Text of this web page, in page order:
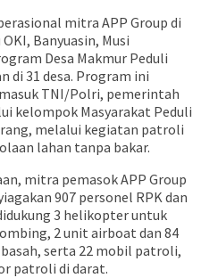
mitra APP Group di
Banyuasin, Musi
Desa Makmur Peduli
di 31 desa. Program ini
TNI/Polri, pemerintah
kelompok Masyarakat Peduli
melalui kegiatan patroli
lahan tanpa bakar.
mitra pemasok APP Group
907 personel RPK dan
3 helikopter untuk
2 unit airboat dan 84
serta 22 mobil patroli,
patroli di darat.